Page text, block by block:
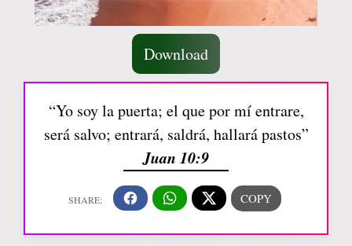
Download
“Yo soy la puerta; el que por mí entrare,
será salvo; entrará, saldrá, hallará pastos”
Juan 10:9